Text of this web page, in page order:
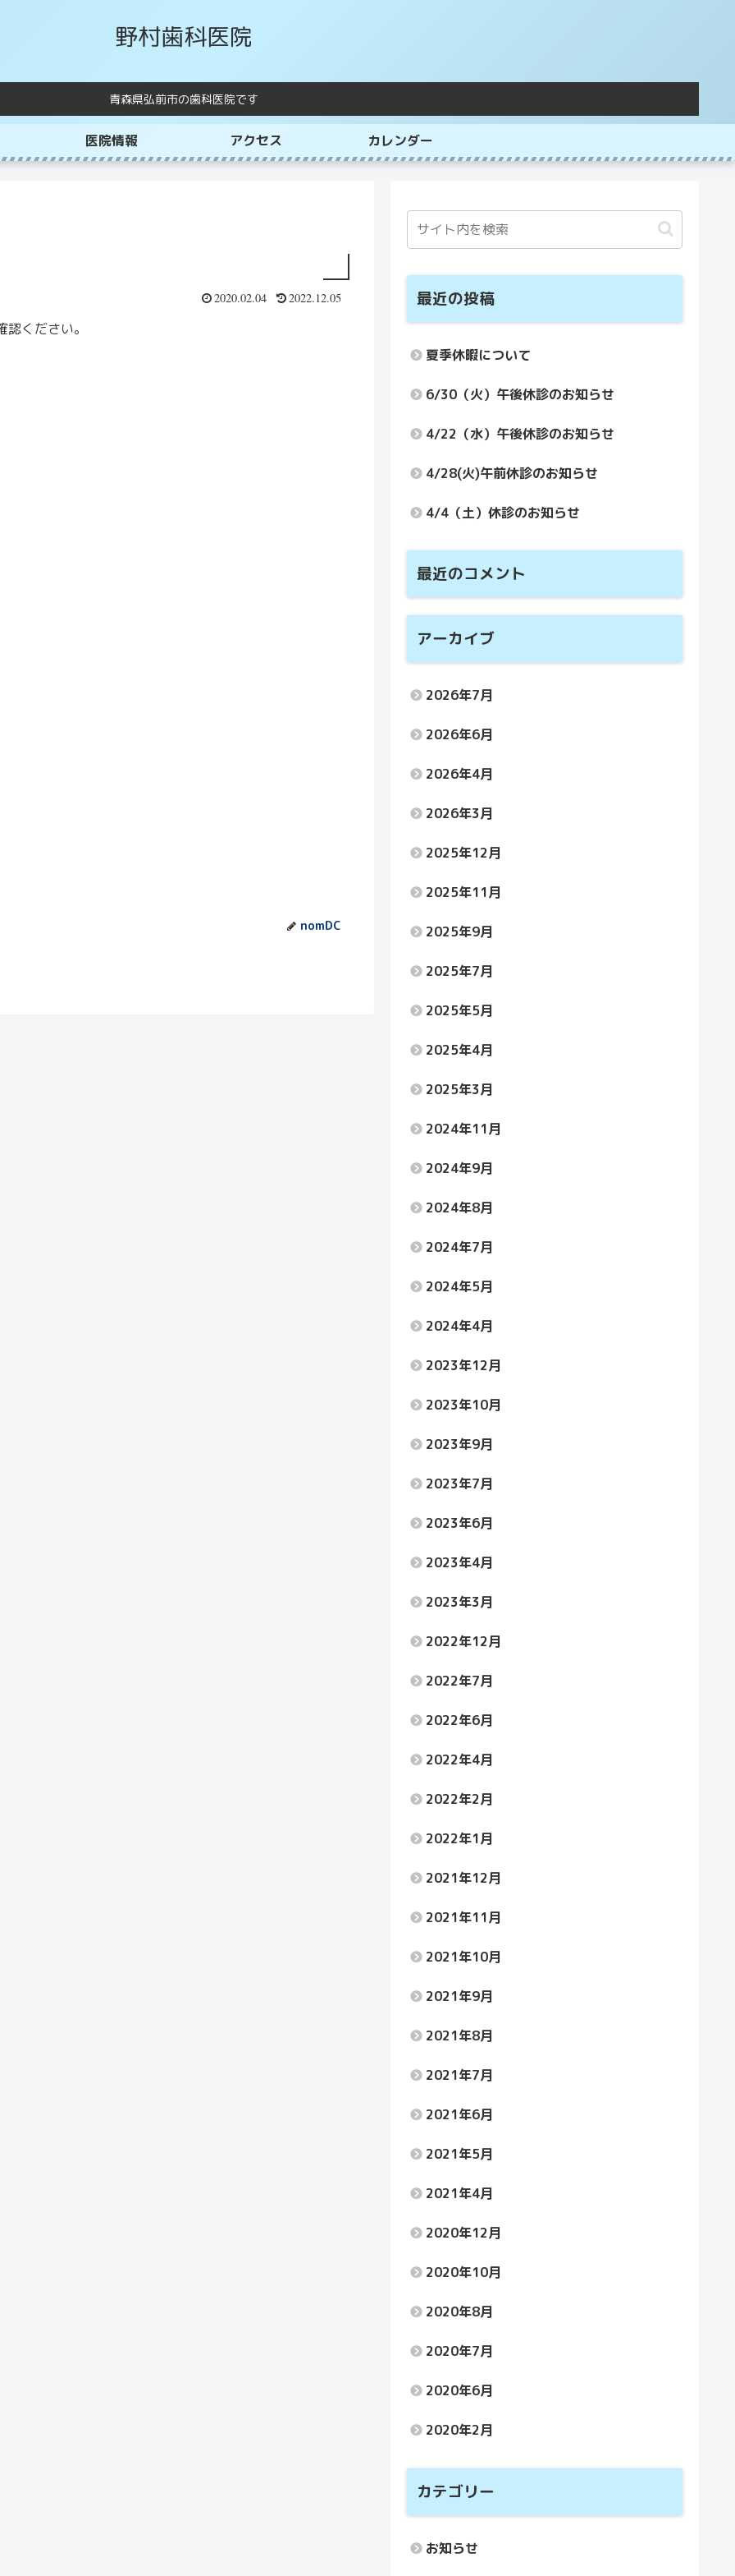
野村歯科医院
青森県弘前市の歯科医院です
医院情報 アクセス カレンダー
2020.02.04 2022.12.05
認ください。
nomDC
最近の投稿
夏季休暇について
6/30（火）午後休診のお知らせ
4/22（水）午後休診のお知らせ
4/28(火)午前休診のお知らせ
4/4（土）休診のお知らせ
最近のコメント
アーカイブ
2026年7月
2026年6月
2026年4月
2026年3月
2025年12月
2025年11月
2025年9月
2025年7月
2025年5月
2025年4月
2025年3月
2024年11月
2024年9月
2024年8月
2024年7月
2024年5月
2024年4月
2023年12月
2023年10月
2023年9月
2023年7月
2023年6月
2023年4月
2023年3月
2022年12月
2022年7月
2022年6月
2022年4月
2022年2月
2022年1月
2021年12月
2021年11月
2021年10月
2021年9月
2021年8月
2021年7月
2021年6月
2021年5月
2021年4月
2020年12月
2020年10月
2020年8月
2020年7月
2020年6月
2020年2月
カテゴリー
お知らせ